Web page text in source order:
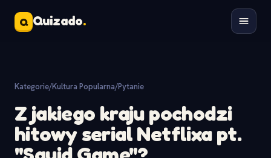
Q Quizado.
Kategorie/Kultura Popularna/Pytanie
Z jakiego kraju pochodzi
hitowy serial Netflixa pt.